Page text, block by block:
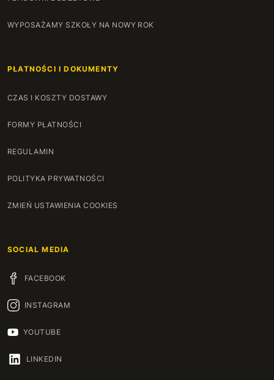
WYPOSAŻAMY SZKOŁY NA NOWY ROK
PŁATNOŚCI I DOKUMENTY
CZAS I KOSZTY DOSTAWY
FORMY PŁATNOŚCI
REGULAMIN
POLITYKA PRYWATNOŚCI
ZMIEŃ USTAWIENIA COOKIES
SOCIAL MEDIA
FACEBOOK
INSTAGRAM
YOUTUBE
LINKEDIN